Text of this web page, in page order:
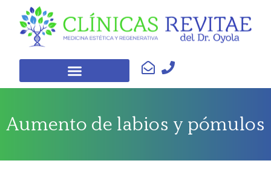
Aumento de labios y pómulos